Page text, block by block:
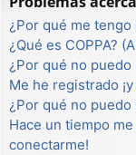
¿Por qué me
¿Qué es COPPA?
¿Por qué no
Me he registrado
¿Por qué no
Hace un tiempo
conectarme!